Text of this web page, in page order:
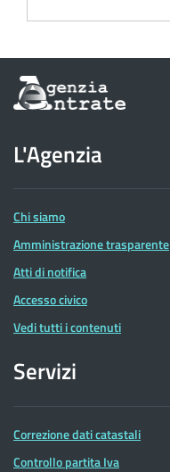
Informazioni
sul
dell'Agenzia
delle
Entrate
L'Agenzia
Chi siamo
Amministrazione trasparente
Atti di notifica
Accesso civico
Vedi tutti i contenuti
Servizi
Correzione dati catastali
Controllo partita Iva